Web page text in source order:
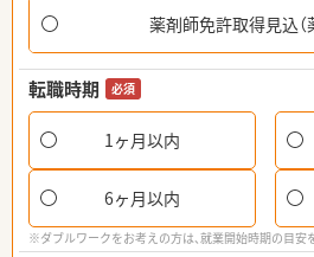
薬剤師免許取得見込（
転職時期 必須
1ヶ月以内
6ヶ月以内
※ダブルワークをお考えの方は、就業開始時期の目安